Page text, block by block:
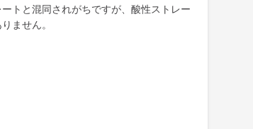
トと混同されがちですが、酸性ストレー
ません。